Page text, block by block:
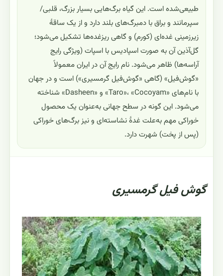
طبیعی‌شده است. این گیاه برگ‌هایی بسیار بزرگ، قلبی/
سپرمانند و براق با دمبرگ‌های بلند دارد و از یک ساقهٔ
زیرزمینی غده‌ای (کورم) و گاهی ریزغده‌ها تشکیل می‌شود؛
گل‌آذین آن به صورت اسپادیس با اسپات (ویژگی رایج
آراسه‌ها) ظاهر می‌شود. نام رایج آن در ایران معمولاً
«گوش‌فیل» (گاهی «گوش‌فیل گرمسیری») است و در جهان
با نام‌های «Taro»، «Cocoyam» و «Dasheen» شناخته
می‌شود. این گونه در سطح جهانی به‌عنوان یک محصول
خوراکی مهم به‌علت غدهٔ نشاسته‌ای و نیز برگ‌های خوراکی
(پس از پخت) شهرت دارد.
گوش فیل گرمسیری